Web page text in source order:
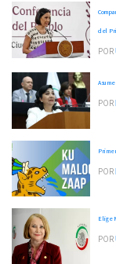
del
POR
POR
POR
Elige
POR